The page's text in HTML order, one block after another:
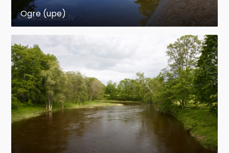
Ogre (upe)